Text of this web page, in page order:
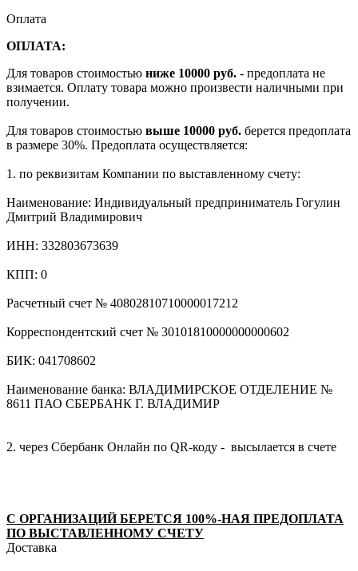
Оплата
ОПЛАТА:
Для товаров стоимостью ниже 10000 руб. - предоплата не
взимается. Оплату товара можно произвести наличными при
получении.
Для товаров стоимостью выше 10000 руб. берется предоплата
в размере 30%. Предоплата осуществляется:
1. по реквизитам Компании по выставленному счету:
Наименование: Индивидуальный предприниматель Гогулин
Дмитрий Владимирович
ИНН: 332803673639
КПП: 0
Расчетный счет № 40802810710000017212
Корреспондентский счет № 30101810000000000602
БИК: 041708602
Наименование банка: ВЛАДИМИРСКОЕ ОТДЕЛЕНИЕ №
8611 ПАО СБЕРБАНК Г. ВЛАДИМИР
2. через Сбербанк Онлайн по QR-коду - высылается в счете
С ОРГАНИЗАЦИЙ БЕРЕТСЯ 100%-НАЯ ПРЕДОПЛАТА
ПО ВЫСТАВЛЕННОМУ СЧЕТУ
Доставка